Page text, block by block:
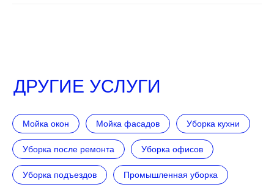
ДРУГИЕ УСЛУГИ
Мойка окон Мойка фасадов Уборка кухни
Уборка после ремонта Уборка офисов
Уборка подъездов Промышленная уборка